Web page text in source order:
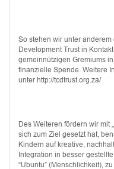
So stehen wir unter
Development Trust in
gemeinnützigen Gremiums
finanzielle Spende. Weitere
unter http://tcdtrust.org.za/
Des Weiteren fördern wir mit
sich zum Ziel gesetzt hat,
Kindern auf kreative,
Integration in besser
“Ubuntu” (Menschlichkeit),